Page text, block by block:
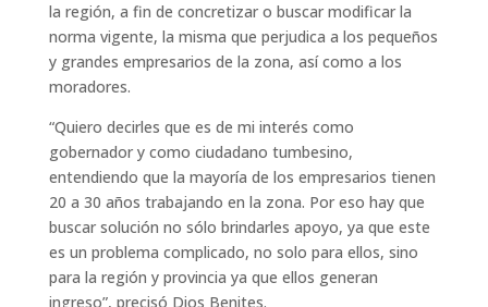
la región, a fin de concretizar o buscar modificar la
norma vigente, la misma que perjudica a los pequeños
y grandes empresarios de la zona, así como a los
moradores.
“Quiero decirles que es de mi interés como
gobernador y como ciudadano tumbesino,
entendiendo que la mayoría de los empresarios tienen
20 a 30 años trabajando en la zona. Por eso hay que
buscar solución no sólo brindarles apoyo, ya que este
es un problema complicado, no solo para ellos, sino
para la región y provincia ya que ellos generan
ingreso”, precisó Dios Benites.